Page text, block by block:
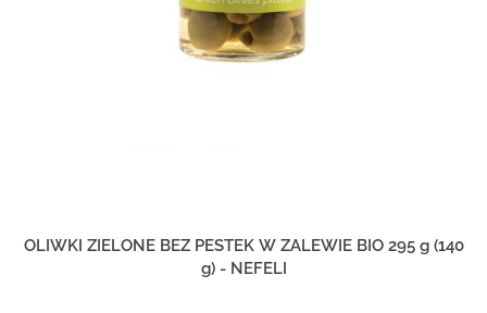
OLIWKI ZIELONE BEZ PESTEK W ZALEWIE BIO 295 g (140
g) - NEFELI